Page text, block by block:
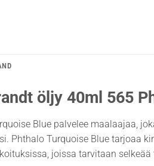
öljy 40ml 565
Blue palvelee maalaajaa,
Phthalo Turquoise Blue tarjoaa
joissa tarvitaan